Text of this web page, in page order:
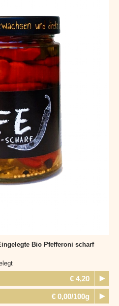
Bio Pfefferoni scharf
€ 4,20
€ 0,00/100g